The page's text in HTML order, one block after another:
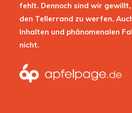
fehlt. Dennoch sind wir gewillt,
den Tellerrand zu werfen.
Inhalten und phänomenalen
nicht.